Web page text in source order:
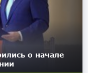
о начале